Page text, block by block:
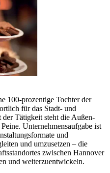
100-prozentige Tochter der
für das Stadt- und
Tätigkeit steht die Außen-
Unternehmensaufgabe ist
und
und umzusetzen – die
zwischen Hannover
und weiterzuentwickeln.